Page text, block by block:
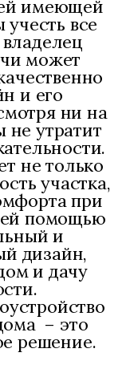
имеющей
все
может
и его
ни на
не утратит
не только
участка,
при
помощью
и
дизайн,
и дачу
– это
решение.